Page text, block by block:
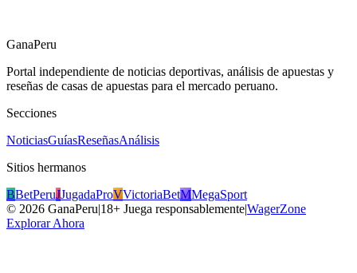
GanaPeru
Portal independiente de noticias deportivas, análisis de apuestas y
reseñas de casas de apuestas para el mercado peruano.
Secciones
NoticiasGuíasReseñasAnálisis
Sitios hermanos
BBetPeruJJugadaProVVictoriaBetMMegaSport
© 2026 GanaPeru|18+ Juega responsablemente|WagerZone
Explorar Ahora